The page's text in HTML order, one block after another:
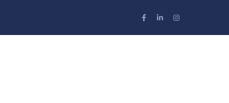
Facebook
LinkedInInstagram